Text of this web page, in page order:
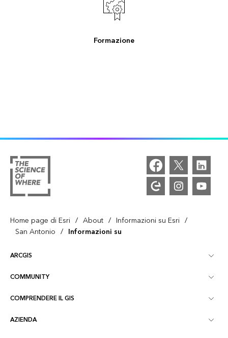
Formazione
Home page di Esri / About / Informazioni su Esri /
San Antonio / Informazioni su
ARCGIS
Panoramica ArcGIS
Mappatura
COMMUNITY
Community Esri
Blog di ArcGIS
COMPRENDERE IL GIS
Cos'è il GIS?
AZIENDA